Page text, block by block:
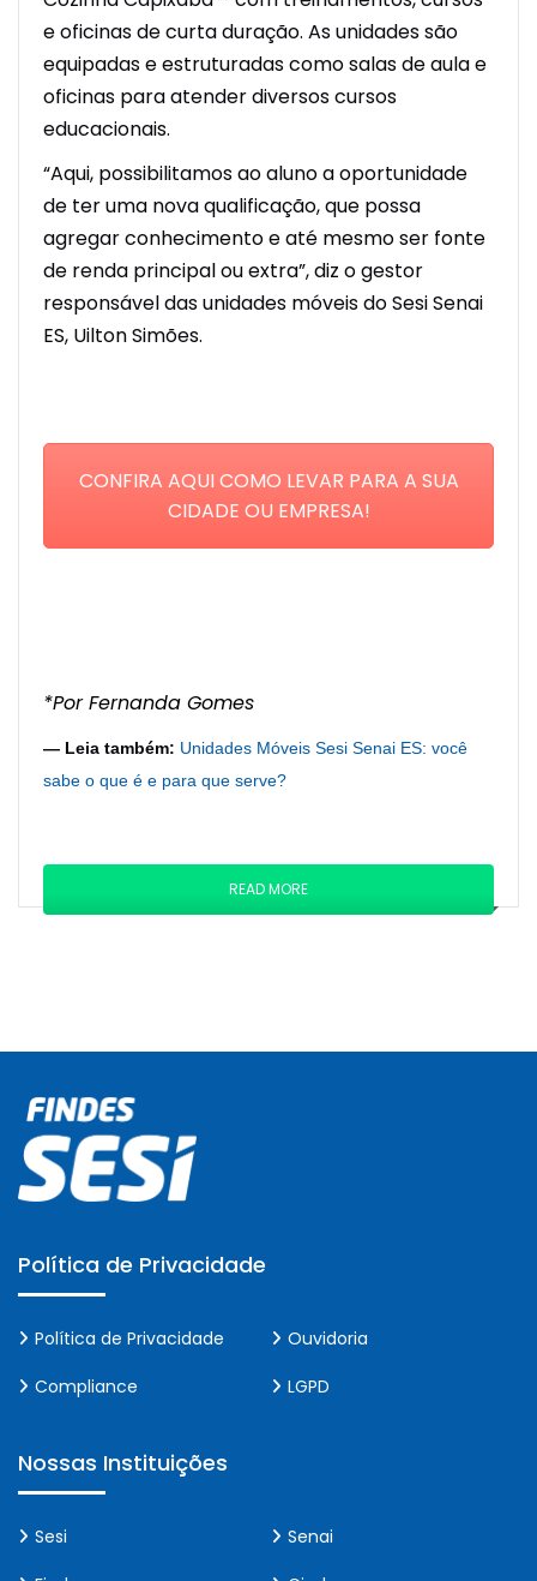
e oficinas de curta duração. As unidades são
equipadas e estruturadas como salas de aula e
oficinas para atender diversos cursos
educacionais.
“Aqui, possibilitamos ao aluno a oportunidade
de ter uma nova qualificação, que possa
agregar conhecimento e até mesmo ser fonte
de renda principal ou extra”, diz o gestor
responsável das unidades móveis do Sesi Senai
ES, Uilton Simões.
CONFIRA AQUI COMO LEVAR PARA A SUA
CIDADE OU EMPRESA!
*Por Fernanda Gomes
— Leia também: Unidades Móveis Sesi Senai ES: você
sabe o que é e para que serve?
READ MORE
Política de Privacidade
Política de Privacidade
Ouvidoria
Compliance
LGPD
Nossas Instituições
Sesi
Senai